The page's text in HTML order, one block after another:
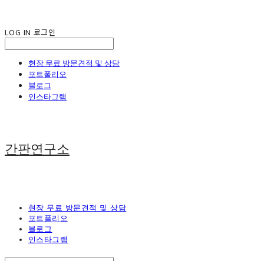
LOG IN 로그인
현장 무료 방문견적 및 상담
포트폴리오
블로그
인스타그램
간판연구소
현장 무료 방문견적 및 상담
포트폴리오
블로그
인스타그램